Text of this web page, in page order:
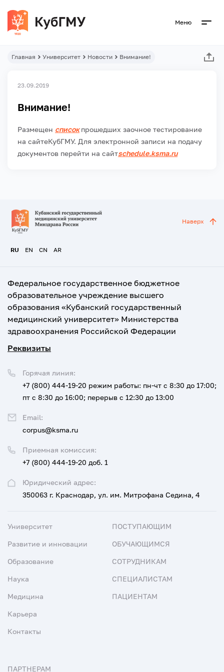
Меню
Главная Университет Новости Внимание!
23.09.2019
Внимание!
Размещен список прошедших заочное тестирование
на сайтеКубГМУ. Для электронной записи на подачу
документов перейти на сайтschedule.ksma.ru
RU EN CN AR
Наверх
Федеральное государственное бюджетное
образовательное учреждение высшего
образования «Кубанский государственный
медицинский университет» Министерства
здравоохранения Российской Федерации
Реквизиты
Юридический адрес:
350063 г. Краснодар, ул. им. Митрофана Седина, 4
Приемная комиссия:
+7 (800) 444-19-20 доб. 1
Горячая линия:
+7 (800) 444-19-20 режим работы: пн-чт с 8:30 до 17:00;
пт с 8:30 до 16:00; перерыв с 12:30 до 13:00
Email:
corpus@ksma.ru
Университет
Развитие и инновации
Образование
Наука
Медицина
Карьера
Контакты
ПОСТУПАЮЩИМ
ОБУЧАЮЩИМСЯ
СОТРУДНИКАМ
СПЕЦИАЛИСТАМ
ПАЦИЕНТАМ
ПАРТНЕРАМ